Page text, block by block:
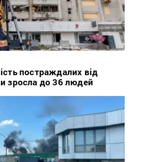
постраждалих від
зросла до 36 людей